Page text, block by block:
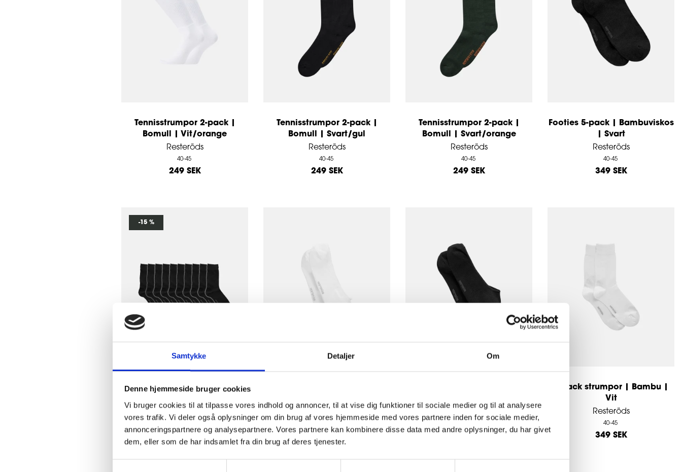
Samtykke Detaljer Om
Denne hjemmeside bruger cookies
Vi bruger cookies til at tilpasse vores indhold og annoncer, til at vise dig funktioner til sociale medier og til at analysere
vores trafik. Vi deler også oplysninger om din brug af vores hjemmeside med vores partnere inden for sociale medier,
annonceringspartnere og analysepartnere. Vores partnere kan kombinere disse data med andre oplysninger, du har givet
dem, eller som de har indsamlet fra din brug af deres tjenester.
Tennisstrumpor 2-pack |
Bomull | Vit/orange
Resteröds
40-45
249 SEK
Tennisstrumpor 2-pack |
Bomull | Svart/gul
Resteröds
40-45
249 SEK
Tennisstrumpor 2-pack |
Bomull | Svart/orange
Resteröds
40-45
249 SEK
Footies 5-pack | Bambuviskos
| Svart
Resteröds
40-45
349 SEK
-15 %
10-pack strumpor | Bambu |
649 SEK
551,65 SEK
Resteröds
Resteröds
349 SEK
5-pack strumpor | Bambu |
Vit
Resteröds
40-45
349 SEK